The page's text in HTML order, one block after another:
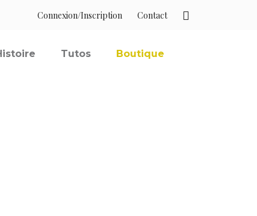
Connexion/Inscription Contact
Tutos Boutique